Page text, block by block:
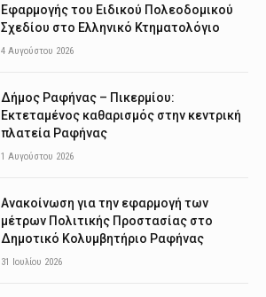
Εφαρμογής του Ειδικού Πολεοδομικού
Σχεδίου στο Ελληνικό Κτηματολόγιο
4 Αυγούστου 2026
Δήμος Ραφήνας – Πικερμίου:
Εκτεταμένος καθαρισμός στην κεντρική
πλατεία Ραφήνας
1 Αυγούστου 2026
Ανακοίνωση για την εφαρμογή των
μέτρων Πολιτικής Προστασίας στο
Δημοτικό Κολυμβητήριο Ραφήνας
31 Ιουλίου 2026